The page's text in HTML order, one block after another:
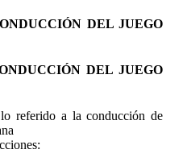
DEL JUEGO
DEL JUEGO
referido a la conducción de